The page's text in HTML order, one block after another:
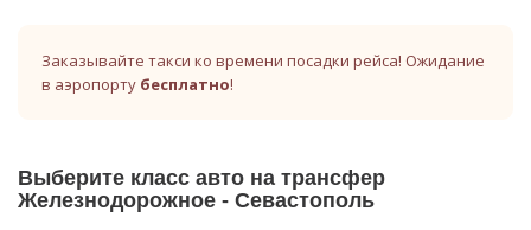
Заказывайте такси ко времени посадки рейса! Ожидание
в аэропорту бесплатно!
Выберите класс авто на трансфер
Железнодорожное - Севастополь